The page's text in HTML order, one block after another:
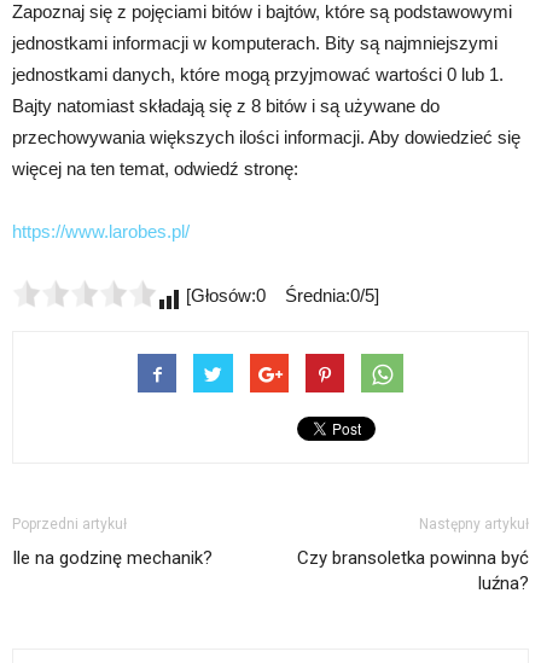
Zapoznaj się z pojęciami bitów i bajtów, które są podstawowymi
jednostkami informacji w komputerach. Bity są najmniejszymi
jednostkami danych, które mogą przyjmować wartości 0 lub 1.
Bajty natomiast składają się z 8 bitów i są używane do
przechowywania większych ilości informacji. Aby dowiedzieć się
więcej na ten temat, odwiedź stronę:
https://www.larobes.pl/
[Głosów:0 Średnia:0/5]
Poprzedni artykuł
Ile na godzinę mechanik?
Następny artykuł
Czy bransoletka powinna być
luźna?